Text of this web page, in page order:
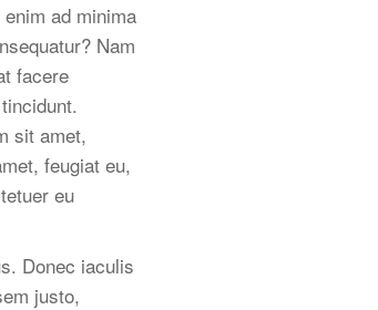
ad minima
Nam
facere
sit amet,
feugiat eu,
eu
Donec iaculis
justo,